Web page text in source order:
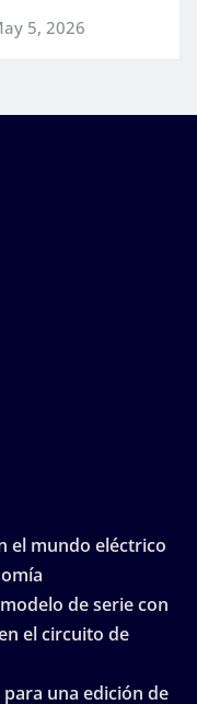
5, 2026
el mundo eléctrico
de serie con
el circuito de
para una edición de